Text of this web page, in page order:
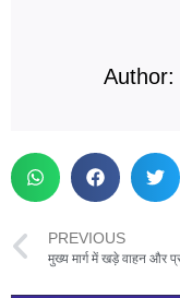
Author:
PREVIOUS